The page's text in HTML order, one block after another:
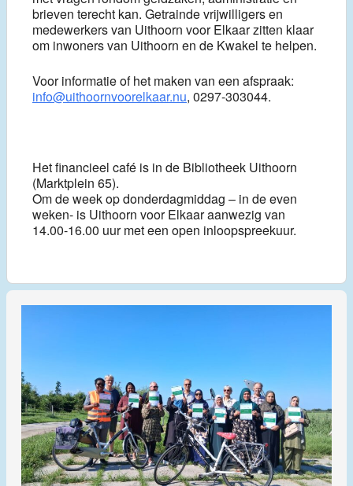
brieven terecht kan. Getrainde vrijwilligers en
medewerkers van Uithoorn voor Elkaar zitten klaar
om inwoners van Uithoorn en de Kwakel te helpen.
Voor informatie of het maken van een afspraak:
info@uithoornvoorelkaar.nu, 0297-303044.
Het financieel café is in de Bibliotheek Uithoorn
(Marktplein 65).
Om de week op donderdagmiddag – in de even
weken- is Uithoorn voor Elkaar aanwezig van
14.00-16.00 uur met een open inloopspreekuur.